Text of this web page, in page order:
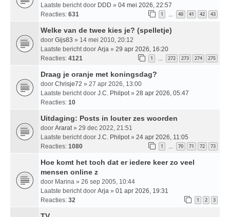
Laatste bericht door DDD » 04 mei 2026, 22:57
Reacties: 631 1 … 40 41 42 43
Welke van de twee kies je? (spelletje)
door Gijs83 » 14 mei 2010, 20:12
Laatste bericht door Arja » 29 apr 2026, 16:20
Reacties: 4121 1 … 272 273 274 275
Draag je oranje met koningsdag?
door Chrisje72 » 27 apr 2026, 13:00
Laatste bericht door J.C. Philpot » 28 apr 2026, 05:47
Reacties: 10
Uitdaging: Posts in louter zes woorden
door Ararat » 29 dec 2022, 21:51
Laatste bericht door J.C. Philpot » 24 apr 2026, 11:05
Reacties: 1080 1 … 70 71 72 73
Hoe komt het toch dat er iedere keer zo veel
mensen online z
door Marina » 26 sep 2005, 10:44
Laatste bericht door Arja » 01 apr 2026, 19:31
Reacties: 32 1 2 3